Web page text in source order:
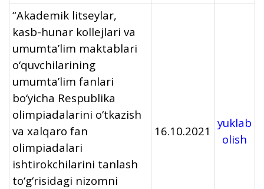
“Akademik litseylar,
kasb-hunar kollejlari va
umumta’lim maktablari
o‘quvchilarining
umumta’lim fanlari
bo‘yicha Respublika
olimpiadalarini o‘tkazish
va xalqaro fan
olimpiadalari
ishtirokchilarini tanlash
to‘g‘risidagi nizomni
16.10.2021
yuklab
olish